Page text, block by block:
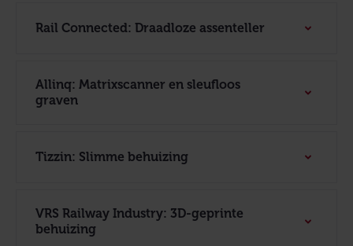
Rail Connected: Draadloze assenteller
Allinq: Matrixscanner en sleufloos
graven
Tizzin: Slimme behuizing
VRS Railway Industry: 3D-geprinte
behuizing